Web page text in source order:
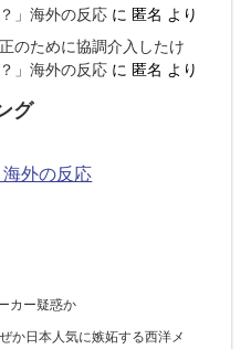
」海外の反応 に 匿名 より
のために協調介入したけ
」海外の反応 に 匿名 より
グ
外の反応
カー疑惑か
か日本人気に嫉妬する西洋メ